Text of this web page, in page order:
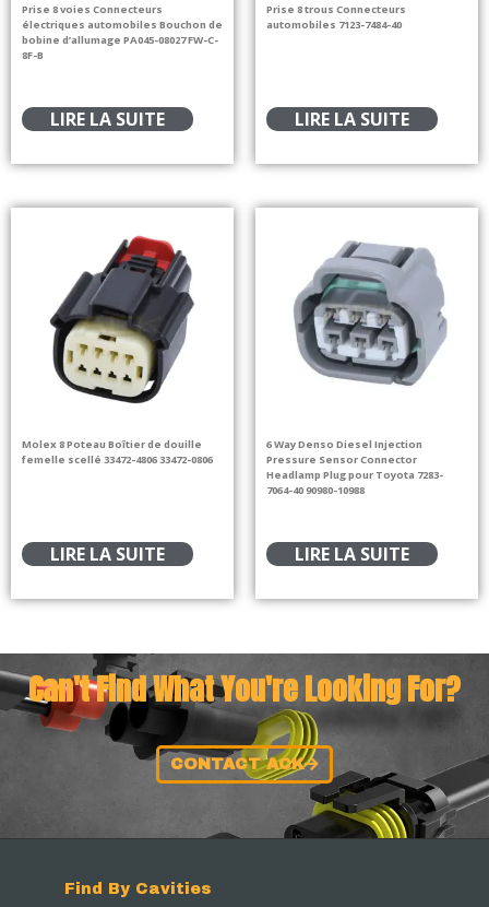
Prise 8 voies Connecteurs
électriques automobiles Bouchon de
bobine d’allumage PA045-08027 FW-C-
8F-B
LIRE LA SUITE
Prise 8 trous Connecteurs
automobiles 7123-7484-40
LIRE LA SUITE
Molex 8 Poteau Boîtier de douille
femelle scellé 33472-4806 33472-0806
LIRE LA SUITE
6 Way Denso Diesel Injection
Pressure Sensor Connector
Headlamp Plug pour Toyota 7283-
7064-40 90980-10988
LIRE LA SUITE
Can't Find What You're Looking For?
CONTACT ACK
Find By Cavities